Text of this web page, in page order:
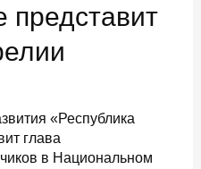
«Республика
глава
в Национальном